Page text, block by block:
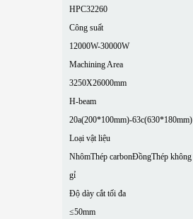
HPC32260
Công suất
12000W-30000W
Machining Area
3250X26000mm
H-beam
20a(200*100mm)-63c(630*180mm)
Loại vật liệu
NhômThép carbonĐồngThép không
gỉ
Độ dày cắt tối đa
≤50mm